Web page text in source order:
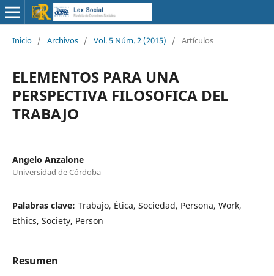
Inicio / Archivos / Vol. 5 Núm. 2 (2015) / Artículos
ELEMENTOS PARA UNA
PERSPECTIVA FILOSOFICA DEL
TRABAJO
Angelo Anzalone
Universidad de Córdoba
Palabras clave: Trabajo, Ética, Sociedad, Persona, Work,
Ethics, Society, Person
Resumen